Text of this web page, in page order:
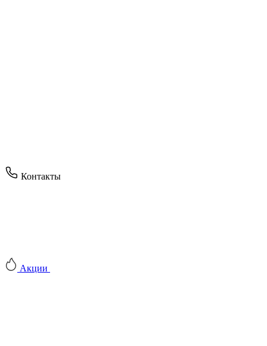
Контакты
Акции